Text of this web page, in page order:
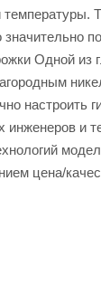
Одной из
настроить
и
цена/